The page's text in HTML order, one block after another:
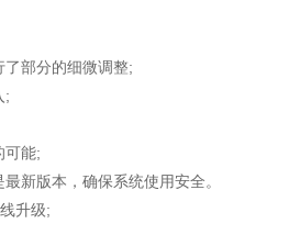
部分的细微调整;
;
可能;
新版本，确保系统使用安全。
升级;